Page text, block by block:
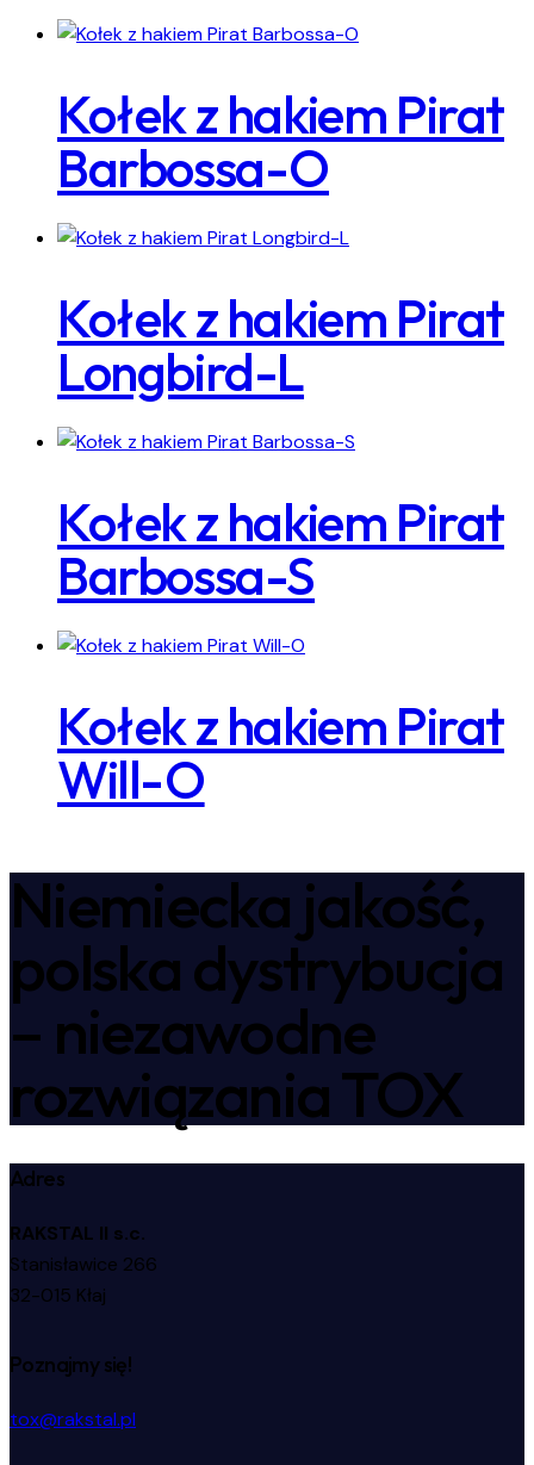
Kołek z hakiem Pirat
Barbossa-O
Kołek z hakiem Pirat
Longbird-L
Kołek z hakiem Pirat
Barbossa-S
Kołek z hakiem Pirat
Will-O
Niemiecka jakość,
polska dystrybucja
– niezawodne
rozwiązania TOX
Adres
RAKSTAL II s.c.
Stanisławice 266
32-015 Kłaj
Poznajmy się!
tox@rakstal.pl